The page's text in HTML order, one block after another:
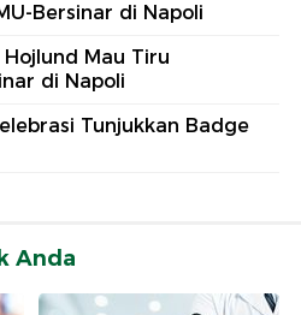
Bersinar di Napoli
Mau Tiru
di Napoli
Tunjukkan Badge
Anda